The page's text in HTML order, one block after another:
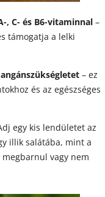
, C- és B6-vitaminnal –
támogatja a lelki
– ez
és az egészséges
egy kis lendületet az
illik salátába, mint a
vagy nem